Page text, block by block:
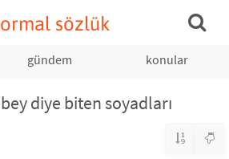
sözlük
gündem konular
diye biten soyadları